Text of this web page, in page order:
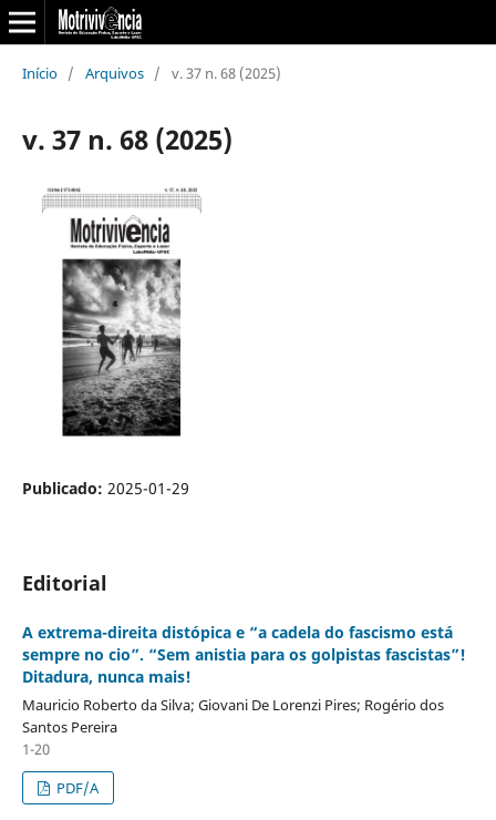
Início / Arquivos / v. 37 n. 68 (2025)
v. 37 n. 68 (2025)
Publicado: 2025-01-29
Editorial
A extrema-direita distópica e “a cadela do fascismo está
sempre no cio”. “Sem anistia para os golpistas fascistas”!
Ditadura, nunca mais!
Mauricio Roberto da Silva; Giovani De Lorenzi Pires; Rogério dos
Santos Pereira
1-20
PDF/A